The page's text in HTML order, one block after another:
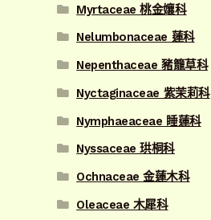
Myrtaceae 桃金孃科
Nelumbonaceae 蓮科
Nepenthaceae 豬籠草科
Nyctaginaceae 紫茉莉科
Nymphaeaceae 睡蓮科
Nyssaceae 珙桐科
Ochnaceae 金蓮木科
Oleaceae 木犀科